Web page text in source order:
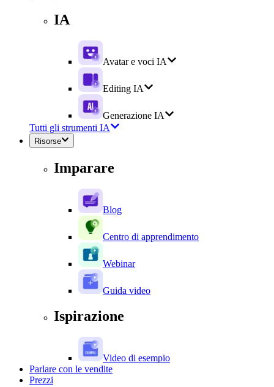
IA
Avatar e voci IA
Editing IA
Generazione IA
Tutti gli strumenti IA
Risorse
Imparare
Blog
Centro di apprendimento
Webinar
Guida video
Ispirazione
Video di esempio
Parlare con le vendite
Prezzi